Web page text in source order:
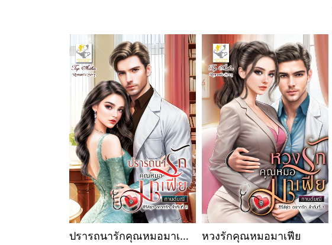
ปรารถนารักคุณหมอมาเฟีย
หวงรักคุณหมอมาเฟีย